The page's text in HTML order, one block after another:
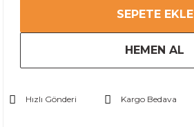
SEPETE EKLE
HEMEN AL
Hızlı Gönderi Kargo Bedava